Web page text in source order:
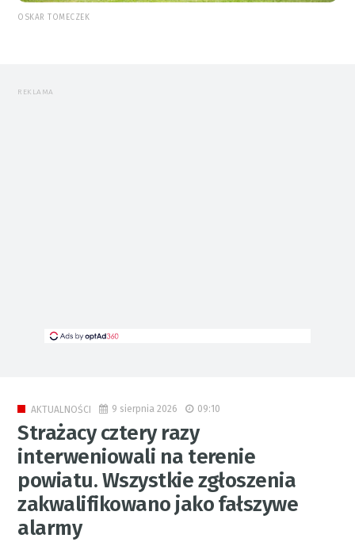
OSKAR TOMECZEK
REKLAMA
AKTUALNOŚCI 9 sierpnia 2026 09:10
Strażacy cztery razy
interweniowali na terenie
powiatu. Wszystkie zgłoszenia
zakwalifikowano jako fałszywe
alarmy